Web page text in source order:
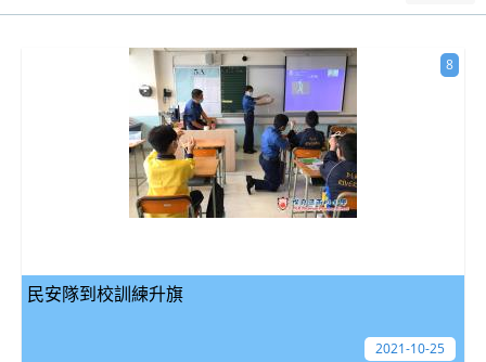
民安隊到校訓練升旗
8
2021-10-25